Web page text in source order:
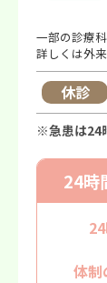
一部の診療
詳しくは外
休診
※急患は24
24時
体制